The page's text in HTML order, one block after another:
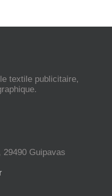
textile publicitaire,
29490 Guipavas